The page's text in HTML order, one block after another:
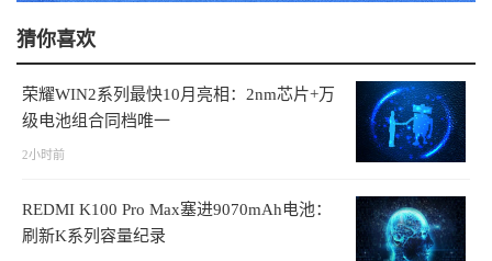
猜你喜欢
荣耀WIN2系列最快10月亮相：2nm芯片+万
级电池组合同档唯一
2小时前
REDMI K100 Pro Max塞进9070mAh电池：
刷新K系列容量纪录